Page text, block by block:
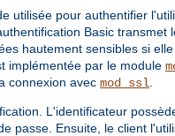
utilisée pour authentifier
Basic
hautement sensibles si
implémentée par le module
connexion avec mod_ssl
L'identificateur
passe. Ensuite, le client